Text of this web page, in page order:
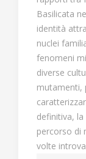
Basilicata
identità
nuclei
fenomeni
diverse
mutamenti,
definitiva,
percorso di
volte